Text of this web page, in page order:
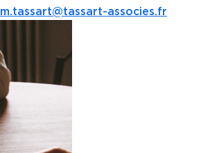
m.tassart@tassart-associes.fr